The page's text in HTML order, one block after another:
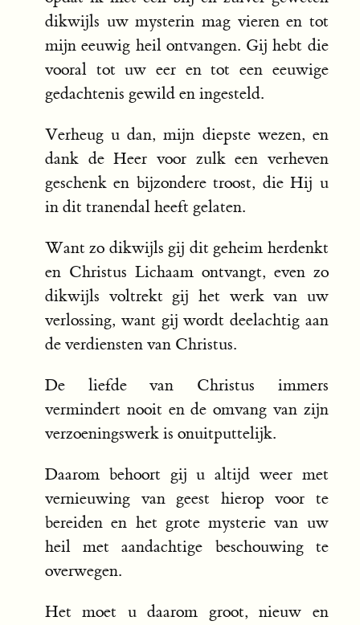
dikwijls uw mysterin mag vieren en tot
mijn eeuwig heil ontvangen. Gij hebt die
vooral tot uw eer en tot een eeuwige
gedachtenis gewild en ingesteld.
Verheug u dan, mijn diepste wezen, en
dank de Heer voor zulk een verheven
geschenk en bijzondere troost, die Hij u
in dit tranendal heeft gelaten.
Want zo dikwijls gij dit geheim herdenkt
en Christus Lichaam ontvangt, even zo
dikwijls voltrekt gij het werk van uw
verlossing, want gij wordt deelachtig aan
de verdiensten van Christus.
De liefde van Christus immers
vermindert nooit en de omvang van zijn
verzoeningswerk is onuitputtelijk.
Daarom behoort gij u altijd weer met
vernieuwing van geest hierop voor te
bereiden en het grote mysterie van uw
heil met aandachtige beschouwing te
overwegen.
Het moet u daarom groot, nieuw en